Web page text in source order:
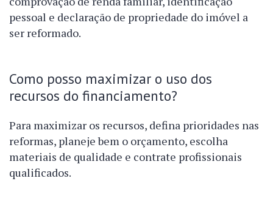
pessoal e declaração de propriedade do imóvel a
ser reformado.
Como posso maximizar o uso dos
recursos do financiamento?
Para maximizar os recursos, defina prioridades nas
reformas, planeje bem o orçamento, escolha
materiais de qualidade e contrate profissionais
qualificados.